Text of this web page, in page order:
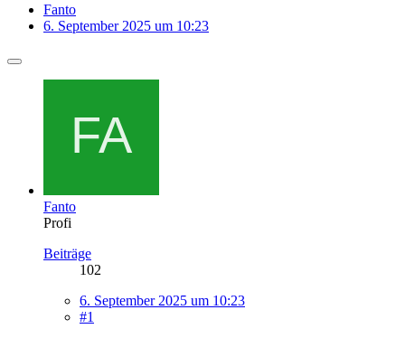
Fanto
6. September 2025 um 10:23
Fanto
Profi
Beiträge
102
6. September 2025 um 10:23
#1